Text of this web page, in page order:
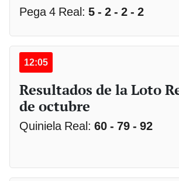
Pega 4 Real: 5 - 2 - 2 - 2
12:05
Resultados de la Loto
de octubre
Quiniela Real: 60 - 79 - 92